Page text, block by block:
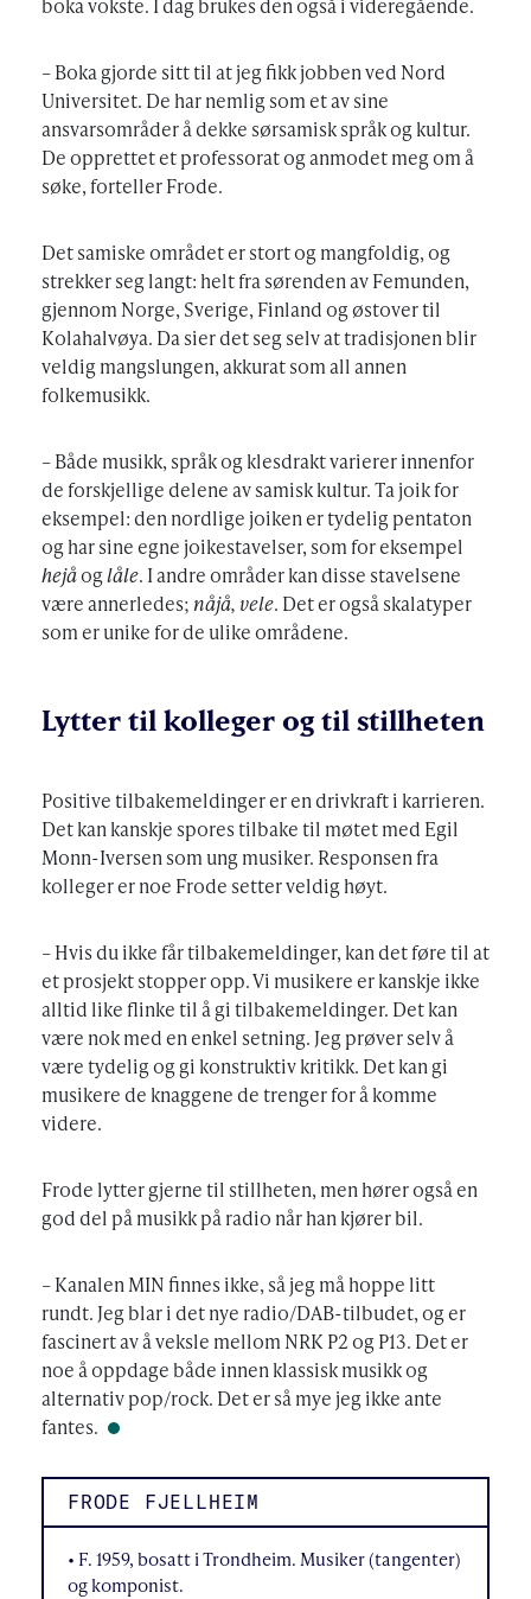
– Boka gjorde sitt til at jeg fikk jobben ved Nord
Universitet. De har nemlig som et av sine
ansvarsområder å dekke sørsamisk språk og kultur.
De opprettet et professorat og anmodet meg om å
søke, forteller Frode.
Det samiske området er stort og mangfoldig, og
strekker seg langt: helt fra sørenden av Femunden,
gjennom Norge, Sverige, Finland og østover til
Kolahalvøya. Da sier det seg selv at tradisjonen blir
veldig mangslungen, akkurat som all annen
folkemusikk.
– Både musikk, språk og klesdrakt varierer innenfor
de forskjellige delene av samisk kultur. Ta joik for
eksempel: den nordlige joiken er tydelig pentaton
og har sine egne joikestavelser, som for eksempel
hejåoglåle. I andre områder kan disse stavelsene
være annerledes; nåjå, vele. Det er også skalatyper
som er unike for de ulike områdene.
Lytter til kolleger og til stillheten
Positive tilbakemeldinger er en drivkraft i karrieren.
Det kan kanskje spores tilbake til møtet med Egil
Monn-Iversen som ung musiker. Responsen fra
kolleger er noe Frode setter veldig høyt.
– Hvis du ikke får tilbakemeldinger, kan det føre til at
et prosjekt stopper opp. Vi musikere er kanskje ikke
alltid like flinke til å gi tilbakemeldinger. Det kan
være nok med en enkel setning. Jeg prøver selv å
være tydelig og gi konstruktiv kritikk. Det kan gi
musikere de knaggene de trenger for å komme
videre.
Frode lytter gjerne til stillheten, men hører også en
god del på musikk på radio når han kjører bil.
– Kanalen MIN finnes ikke, så jeg må hoppe litt
rundt. Jeg blar i det nye radio/DAB-tilbudet, og er
fascinert av å veksle mellom NRK P2 og P13. Det er
noe å oppdage både innen klassisk musikk og
alternativ pop/rock. Det er så mye jeg ikke ante
fantes.
FRODE FJELLHEIM
• F. 1959, bosatt i Trondheim. Musiker (tangenter)
og komponist.